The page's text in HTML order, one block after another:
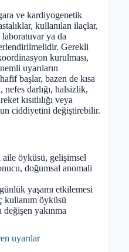
ve kardiyogenetik
kullanılan ilaçlar,
ya da
Gerekli
kurulması,
uyarıların
başlar, bazen de kısa
nefes darlığı, halsizlik,
kısıtlılığı veya
ciddiyetini değiştirebilir.
öyküsü, gelişimsel
doğumsal anomali
yaşamı etkilemesi
kullanım öyküsü
yakınma
uyarılar